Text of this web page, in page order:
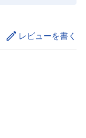
レビューを書く